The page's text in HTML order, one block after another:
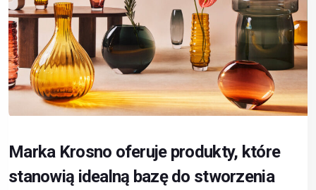
Marka Krosno oferuje produkty, które
stanowią idealną bazę do stworzenia